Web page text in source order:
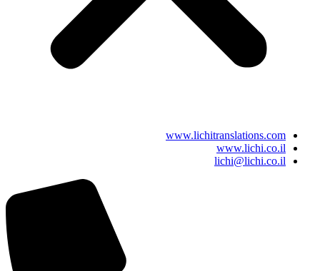
www.lichitranslations.com
www.lichi.co.il
lichi@lichi.co.il